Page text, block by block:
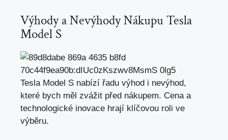
Výhody a Nevýhody Nákupu Tesla
Model S
Tesla Model S nabízí řadu výhod i nevýhod,
které bych měl zvážit před nákupem. Cena a
technologické inovace hrají klíčovou roli ve
výběru.